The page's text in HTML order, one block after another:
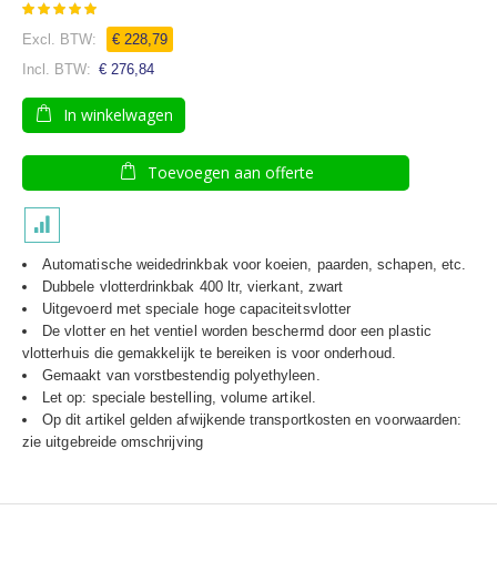
Waardering:
100
100
€ 228,79
€ 276,84
In winkelwagen
Toevoegen aan offerte
Automatische weidedrinkbak voor koeien, paarden, schapen, etc.
Dubbele vlotterdrinkbak 400 ltr, vierkant, zwart
Uitgevoerd met speciale hoge capaciteitsvlotter
De vlotter en het ventiel worden beschermd door een plastic
vlotterhuis die gemakkelijk te bereiken is voor onderhoud.
Gemaakt van vorstbestendig polyethyleen.
Let op: speciale bestelling, volume artikel.
Op dit artikel gelden afwijkende transportkosten en voorwaarden:
zie uitgebreide omschrijving